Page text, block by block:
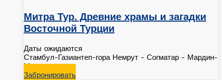
Митра Тур. Древние храмы и загадки
Восточной Турции
Даты ожидаются
Стамбул-Газиантеп-гора Немрут - Согматар - Мардин-
Мидьят
Забронировать